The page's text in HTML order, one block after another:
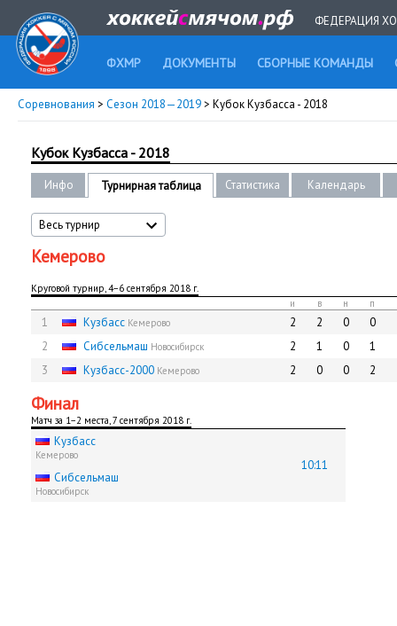
ФЕДЕРАЦИЯ
ФХМР ДОКУМЕНТЫ СБОРНЫЕ КОМАНДЫ
Соревнования > Сезон 2018—2019> Кубок Кузбасса - 2018
Кубок Кузбасса - 2018
Инфо Турнирная таблица Статистика Календарь
Весь турнир
Кемерово
Круговой турнир, 4−6 сентября 2018 г.
и
в н п
1 Кузбасс Кемерово 2 2 0
0
2
Сибсельмаш Новосибирск 2 1 0
1
3
Кузбасс-2000 Кемерово 2 0 0 2
Финал
Матч за 1−2 места, 7 сентября 2018 г.
Кузбасс
Кемерово
10:11
Сибсельмаш
Новосибирск